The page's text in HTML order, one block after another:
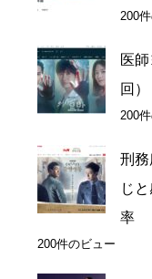
200
医
回
200
刑
じ
率
200件のビュー